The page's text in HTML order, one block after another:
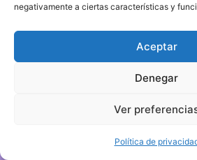
negativamente a ciertas características y
Aceptar
Denegar
Ver
Política de